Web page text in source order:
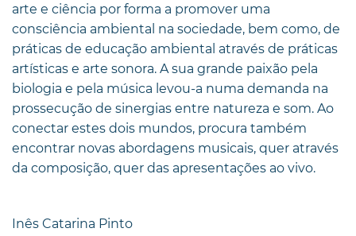
arte e ciência por forma a promover uma
consciência ambiental na sociedade, bem como, de
práticas de educação ambiental através de práticas
artísticas e arte sonora. A sua grande paixão pela
biologia e pela música levou-a numa demanda na
prossecução de sinergias entre natureza e som. Ao
conectar estes dois mundos, procura também
encontrar novas abordagens musicais, quer através
da composição, quer das apresentações ao vivo.
Inês Catarina Pinto